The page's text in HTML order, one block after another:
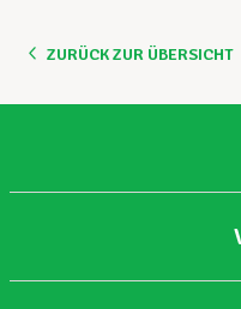
ZURÜCK ZUR ÜBERSICHT